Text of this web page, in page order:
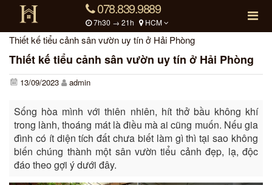
078.839.9889
7h30 → 21h HCM
Thiết kế tiểu cảnh sân vườn uy tín ở Hải Phòng
Thiết kế tiểu cảnh sân vườn uy tín ở Hải Phòng
13/09/2023 admin
Sống hòa mình với thiên nhiên, hít thở bầu không khí
trong lành, thoáng mát là điều mà ai cũng muốn. Nếu gia
đình có ít diện tích đất chưa biết làm gì thì tại sao không
biến chúng thành một sân vườn tiểu cảnh đẹp, lạ, độc
đáo theo gợi ý dưới đây.